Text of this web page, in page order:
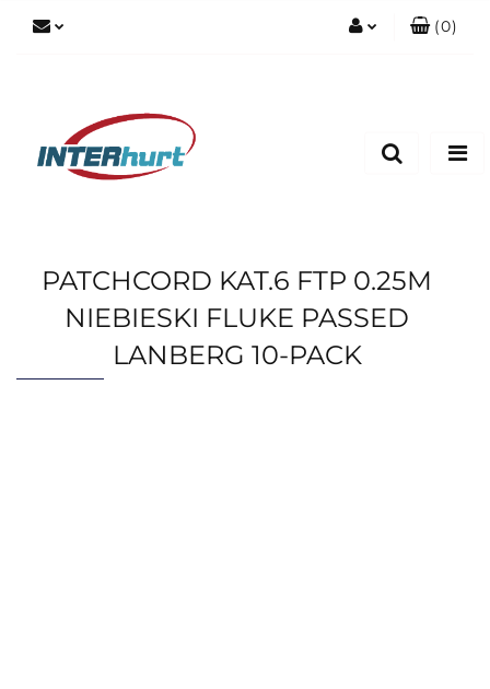
(0)
PATCHCORD KAT.6 FTP 0.25M
NIEBIESKI FLUKE PASSED
LANBERG 10-PACK